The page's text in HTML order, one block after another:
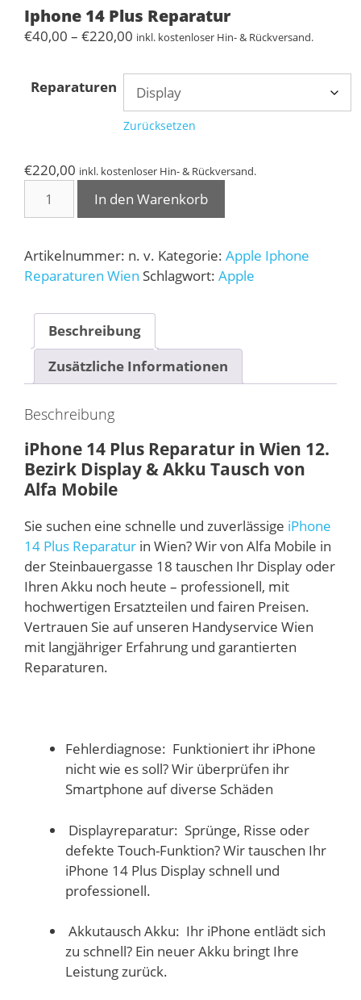
Iphone 14 Plus Reparatur
€40,00 – €220,00 Preisspanne:
bis
€220,00
inkl. kostenloser Hin- & Rückversand.
Reparaturen
Zurücksetzen
€220,00 inkl. kostenloser Hin- & Rückversand.
Reparatur
Menge
In den Warenkorb
Artikelnummer: n. v. Kategorie: Apple Iphone
Reparaturen Wien Schlagwort: Apple
Beschreibung
Zusätzliche Informationen
Beschreibung
iPhone 14 Plus Reparatur in Wien 12.
Bezirk Display & Akku Tausch von
Alfa Mobile
Sie suchen eine schnelle und zuverlässige iPhone
14 Plus Reparatur in Wien? Wir von Alfa Mobile in
der Steinbauergasse 18 tauschen Ihr Display oder
Ihren Akku noch heute – professionell, mit
hochwertigen Ersatzteilen und fairen Preisen.
Vertrauen Sie auf unseren Handyservice Wien
mit langjähriger Erfahrung und garantierten
Reparaturen.
Fehlerdiagnose: Funktioniert ihr iPhone
nicht wie es soll? Wir überprüfen ihr
Smartphone auf diverse Schäden
Displayreparatur: Sprünge, Risse oder
defekte Touch-Funktion? Wir tauschen Ihr
iPhone 14 Plus Display schnell und
professionell.
Akkutausch Akku: Ihr iPhone entlädt sich
zu schnell? Ein neuer Akku bringt Ihre
Leistung zurück.